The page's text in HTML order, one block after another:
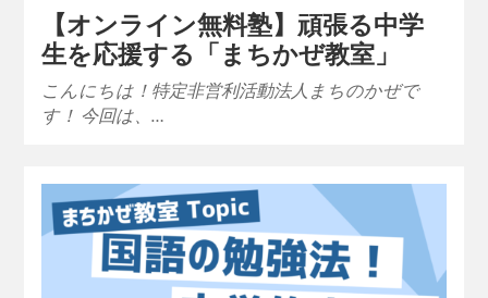
【オンライン無料塾】頑張る中学
生を応援する「まちかぜ教室」
こんにちは！特定非営利活動法人まちのかぜで
す！ 今回は、…